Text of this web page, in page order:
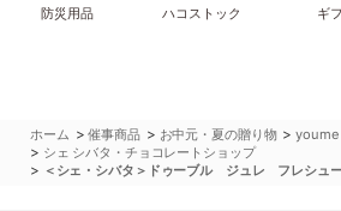
防災用品 ハコストック ギ
ホーム >催事商品 > お中元・夏の贈り物 >
> シェ シバタ・チョコレートショップ
> ＜シェ・シバタ＞ドゥーブル ジュレ フレシュ